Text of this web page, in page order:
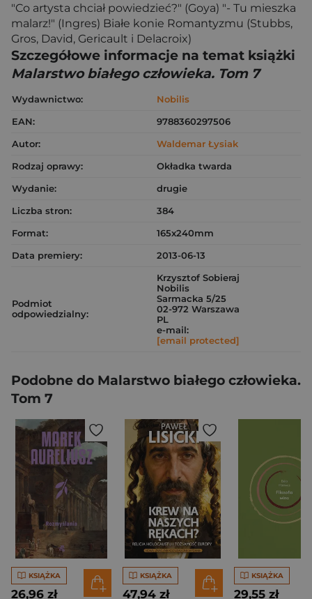
"Co artysta chciał powiedzieć?" (Goya) "- Tu mieszka
malarz!" (Ingres) Białe konie Romantyzmu (Stubbs,
Gros, David, Gericault i Delacroix)
Szczegółowe informacje na temat książki
Malarstwo białego człowieka. Tom 7
Wydawnictwo:
Nobilis
EAN:
9788360297506
Autor:
Waldemar Łysiak
Rodzaj oprawy:
Okładka twarda
Wydanie:
drugie
Liczba stron:
384
Format:
165x240mm
Data premiery:
2013-06-13
Podmiot
odpowiedzialny:
Krzysztof Sobieraj
Nobilis
Sarmacka 5/25
02-972 Warszawa
PL
e-mail:
[email protected]
Podobne do Malarstwo białego człowieka.
Tom 7
KSIĄŻKA
26,96 zł
KSIĄŻKA
47,94 zł
KSIĄŻKA
29,55 zł